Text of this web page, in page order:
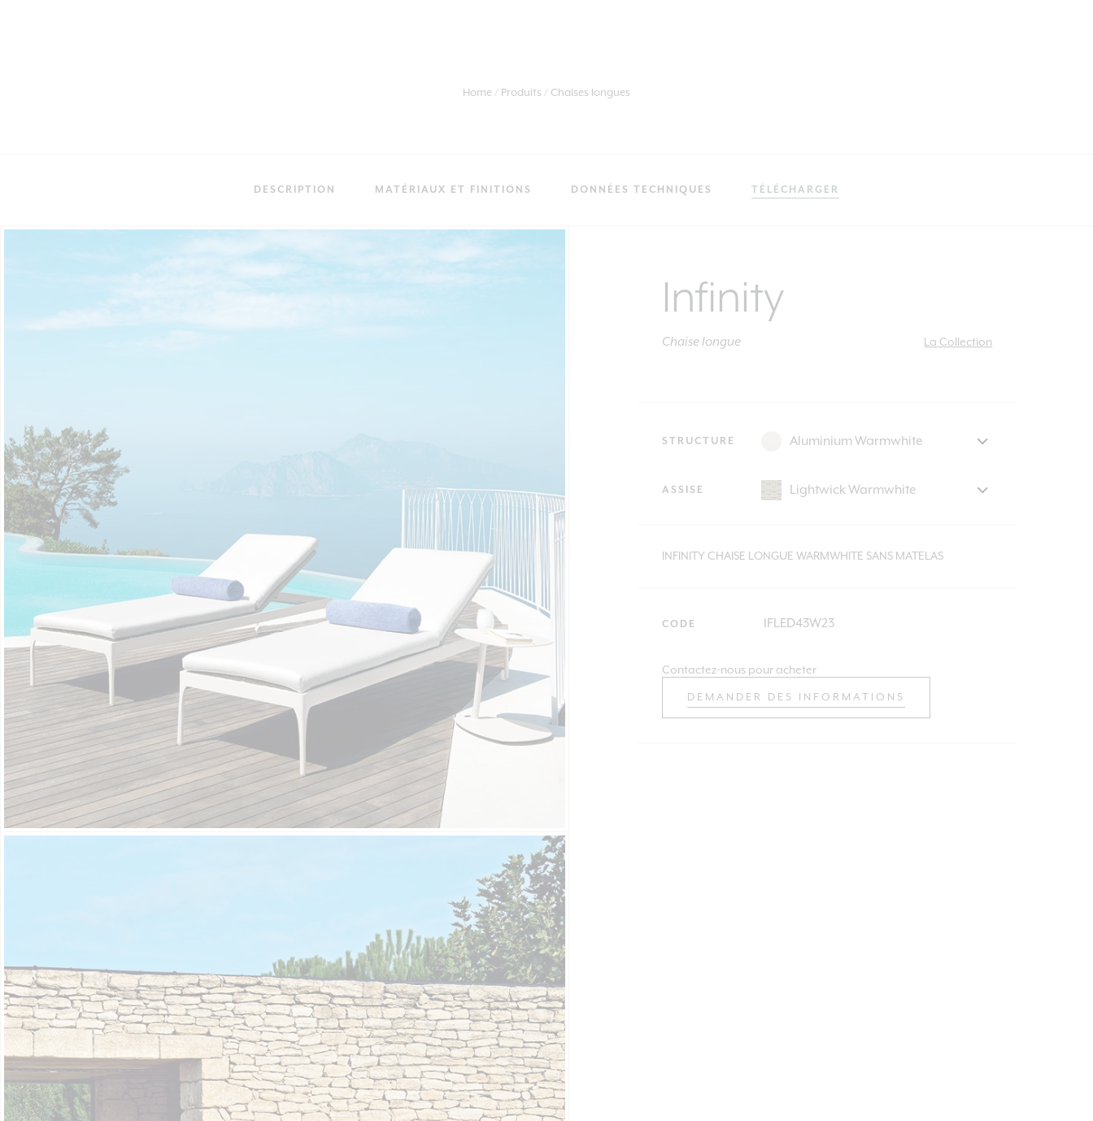
Home Produits Chaises longues
DESCRIPTION MATÉRIAUX ET FINITIONS DONNÉES TECHNIQUES TÉLÉCHARGER
Infinity
Chaise longue La Collection
STRUCTURE
ASSISE
INFINITY CHAISE LONGUE WARMWHITE SANS MATELAS
CODE IFLED43W23
Contactez-nous pour acheter
DEMANDER DES INFORMATIONS